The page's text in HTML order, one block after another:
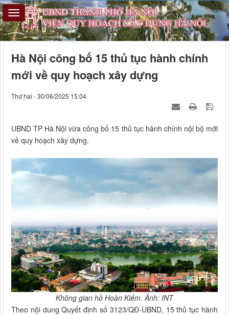
Hà Nội công bố 15 thủ tục hành chính
mới về quy hoạch xây dựng
Thứ hai - 30/06/2025 15:04
UBND TP Hà Nội vừa công bố 15 thủ tục hành chính nội bộ mới
về quy hoạch xây dựng.
Không gian hồ Hoàn Kiếm. Ảnh: INT
Theo nội dung Quyết định số 3123/QĐ-UBND, 15 thủ tục hành